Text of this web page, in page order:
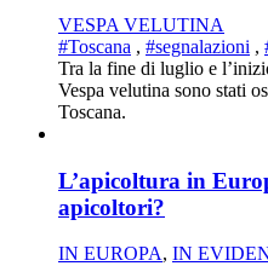
VESPA VELUTINA
#Toscana , #segnalazioni ,
Tra la fine di luglio e
Vespa velutina sono stati
Toscana.
L’apicoltura in
apicoltori?
IN EUROPA, IN